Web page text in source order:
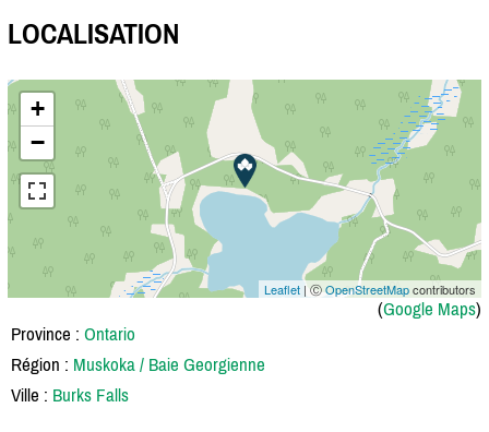
LOCALISATION
+
−
Leaflet | ⒸOpenStreetMapcontributors
(Google Maps)
Province : Ontario
Région : Muskoka / Baie Georgienne
Ville : Burks Falls